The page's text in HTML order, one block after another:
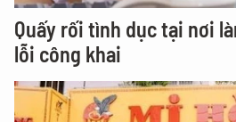
Quấy rối tình dục tại nơi
lỗi công khai